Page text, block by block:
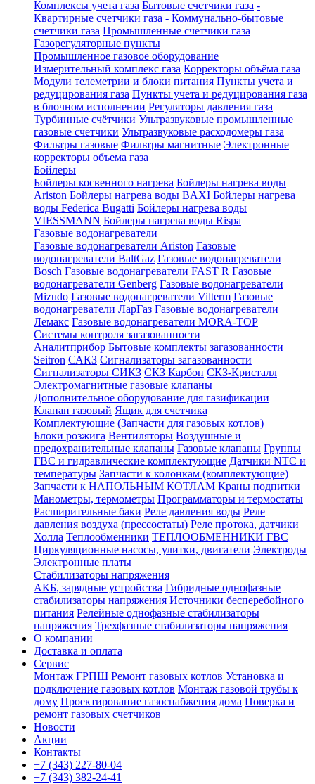
Комплексы учета газа Бытовые счетчики газа -
Квартирные счетчики газа - Коммунально-бытовые
счетчики газа Промышленные счетчики газа
Газорегуляторные пункты
Промышленное газовое оборудование
Измерительный комплекс газа Корректоры объёма газа
Модули телеметрии и блоки питания Пункты учета и
редуцирования газа Пункты учета и редуцирования газа
в блочном исполнении Регуляторы давления газа
Турбинные счётчики Ультразвуковые промышленные
газовые счетчики Ультразвуковые расходомеры газа
Фильтры газовые Фильтры магнитные Электронные
корректоры объема газа
Бойлеры
Бойлеры косвенного нагрева Бойлеры нагрева воды
Ariston Бойлеры нагрева воды BAXI Бойлеры нагрева
воды Federica Bugatti Бойлеры нагрева воды
VIESSMANN Бойлеры нагрева воды Rispa
Газовые водонагреватели
Газовые водонагреватели Ariston Газовые
водонагреватели BaltGaz Газовые водонагреватели
Bosch Газовые водонагреватели FAST R Газовые
водонагреватели Genberg Газовые водонагреватели
Mizudo Газовые водонагреватели Vilterm Газовые
водонагреватели ЛарГаз Газовые водонагреватели
Лемакс Газовые водонагреватели MORA-TOP
Системы контроля загазованности
Аналитприбор Бытовые комплекты загазованности
Seitron САКЗ Сигнализаторы загазованности
Сигнализаторы СИКЗ СКЗ Карбон СКЗ-Кристалл
Электромагнитные газовые клапаны
Дополнительное оборудование для газификации
Клапан газовый Ящик для счетчика
Комплектующие (Запчасти для газовых котлов)
Блоки розжига Вентиляторы Воздушные и
предохранительные клапаны Газовые клапаны Группы
ГВС и гидравлические комплектующие Датчики NTC и
температуры Запчасти к колонкам (комплектующие)
Запчасти к НАПОЛЬНЫМ КОТЛАМ Краны подпитки
Манометры, термометры Программаторы и термостаты
Расширительные баки Реле давления воды Реле
давления воздуха (прессостаты) Реле протока, датчики
Холла Теплообменники ТЕПЛООБМЕННИКИ ГВС
Циркуляционные насосы, улитки, двигатели Электроды
Электронные платы
Стабилизаторы напряжения
АКБ, зарядные устройства Гибридные однофазные
стабилизаторы напряжения Источники бесперебойного
питания Релейные однофазные стабилизаторы
напряжения Трехфазные стабилизаторы напряжения
О компании
Доставка и оплата
Сервис
Монтаж ГРПШ Ремонт газовых котлов Установка и
подключение газовых котлов Монтаж газовой трубы к
дому Проектирование газоснабжения дома Поверка и
ремонт газовых счетчиков
Новости
Акции
Контакты
+7 (343) 227-80-04
+7 (343) 382-24-41